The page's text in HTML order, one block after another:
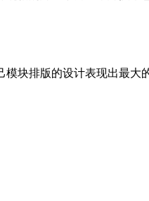
块排版的设计表现出最